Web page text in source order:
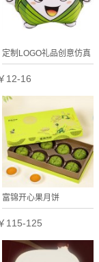
定制LOGO礼品创意仿真
粽子毛绒玩具公仔抱枕可
定制开模LOGO
12-16
富锦开心果月饼
115-125